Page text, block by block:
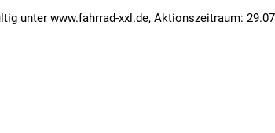
unter www.fahrrad-xxl.de, Aktionszeitraum: